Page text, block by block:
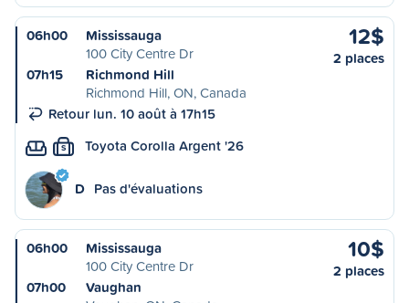
06h00
Mississauga
100 City Centre Dr
07h15
Richmond Hill
Richmond Hill, ON, Canada
Retour lun. 10 août à 17h15
12$
2 places
S Toyota Corolla Argent '26
D Pas d'évaluations
06h00
Mississauga
100 City Centre Dr
07h00
Vaughan
10$
2 places